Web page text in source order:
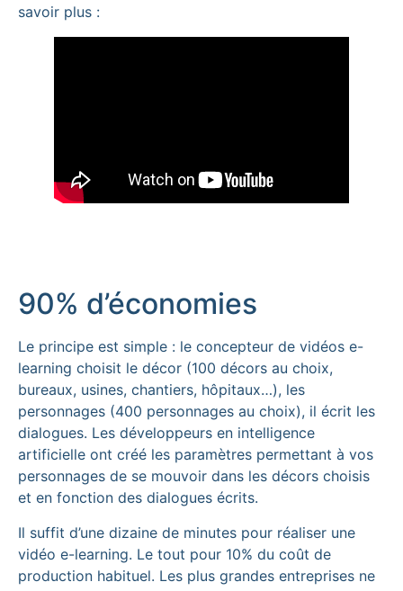
savoir plus :
90% d’économies
Le principe est simple : le concepteur de vidéos e-
learning choisit le décor (100 décors au choix,
bureaux, usines, chantiers, hôpitaux…), les
personnages (400 personnages au choix), il écrit les
dialogues. Les développeurs en intelligence
artificielle ont créé les paramètres permettant à vos
personnages de se mouvoir dans les décors choisis
et en fonction des dialogues écrits.
Il suffit d’une dizaine de minutes pour réaliser une
vidéo e-learning. Le tout pour 10% du coût de
production habituel. Les plus grandes entreprises ne